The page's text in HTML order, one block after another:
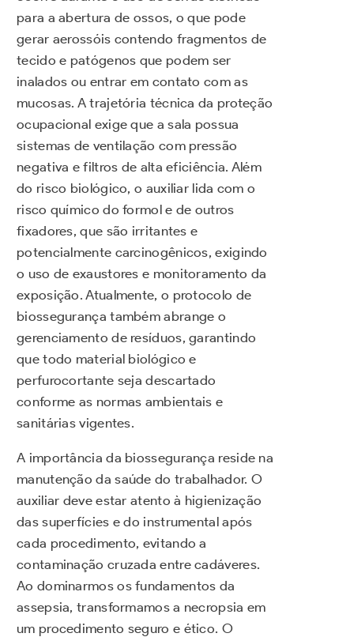
para a abertura de ossos, o que pode
gerar aerossóis contendo fragmentos de
tecido e patógenos que podem ser
inalados ou entrar em contato com as
mucosas. A trajetória técnica da proteção
ocupacional exige que a sala possua
sistemas de ventilação com pressão
negativa e filtros de alta eficiência. Além
do risco biológico, o auxiliar lida com o
risco químico do formol e de outros
fixadores, que são irritantes e
potencialmente carcinogênicos, exigindo
o uso de exaustores e monitoramento da
exposição. Atualmente, o protocolo de
biossegurança também abrange o
gerenciamento de resíduos, garantindo
que todo material biológico e
perfurocortante seja descartado
conforme as normas ambientais e
sanitárias vigentes.
A importância da biossegurança reside na
manutenção da saúde do trabalhador. O
auxiliar deve estar atento à higienização
das superfícies e do instrumental após
cada procedimento, evitando a
contaminação cruzada entre cadáveres.
Ao dominarmos os fundamentos da
assepsia, transformamos a necropsia em
um procedimento seguro e ético. O